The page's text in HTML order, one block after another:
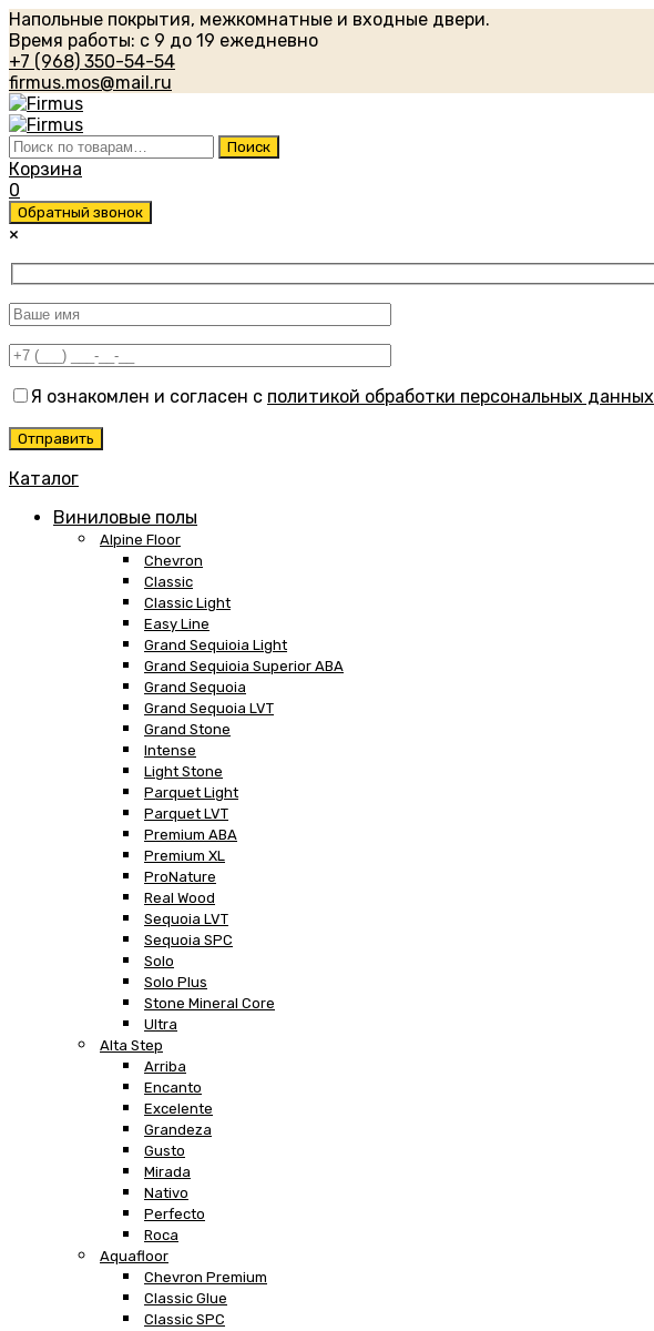
Напольные покрытия, межкомнатные и входные двери.
Время работы: с 9 до 19 ежедневно
+7 (968) 350-54-54
firmus.mos@mail.ru
Искать: Поиск
Корзина
0
Обратный звонок
×
Я ознакомлен и согласен с политикой обработки персональных данных
Каталог
Виниловые полы
Alpine Floor
Chevron
Classic
Classic Light
Easy Line
Grand Sequioia Light
Grand Sequioia Superior ABA
Grand Sequoia
Grand Sequoia LVT
Grand Stone
Intense
Light Stone
Parquet Light
Parquet LVT
Premium ABA
Premium XL
ProNature
Real Wood
Sequoia LVT
Sequoia SPC
Solo
Solo Plus
Stone Mineral Core
Ultra
Alta Step
Arriba
Encanto
Excelente
Grandeza
Gusto
Mirada
Nativo
Perfecto
Roca
Aquafloor
Chevron Premium
Classic Glue
Classic SPC